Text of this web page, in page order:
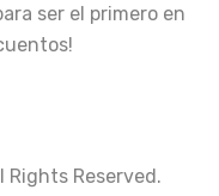
ser el primero en
Reserved.